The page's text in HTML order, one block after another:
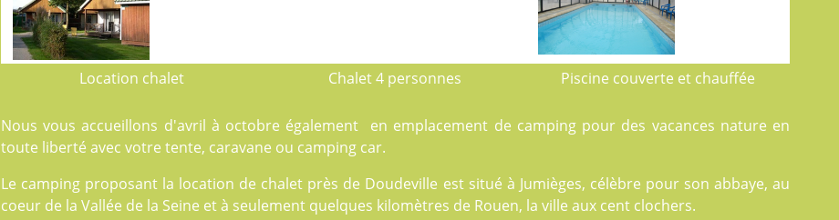
Location chalet Chalet 4 personnes Piscine couverte et chauffée
Nous vous accueillons d'avril à octobre également en emplacement de camping pour des vacances nature en
toute liberté avec votre tente, caravane ou camping car.
Le camping proposant la location de chalet près de Doudeville est situé à Jumièges, célèbre pour son abbaye, au
coeur de la Vallée de la Seine et à seulement quelques kilomètres de Rouen, la ville aux cent clochers.